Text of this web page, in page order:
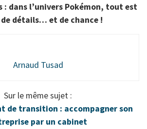
: dans l’univers Pokémon, tout est
détails… et de chance !
Arnaud Tusad
Sur le même sujet :
de transition : accompagner son
par un cabinet